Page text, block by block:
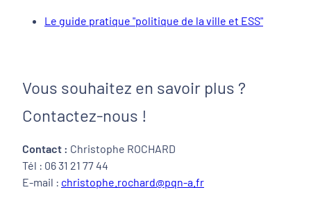
Le guide pratique "politique de la ville et ESS"
Vous souhaitez en savoir plus ?
Contactez-nous !
Contact : Christophe ROCHARD
Tél : 06 31 21 77 44
E-mail : christophe.rochard@pqn-a.fr